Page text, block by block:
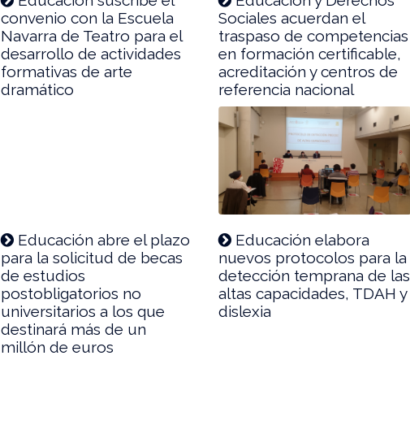
convenio con la Escuela
Navarra de Teatro para el
desarrollo de actividades
formativas de arte
dramático
Sociales acuerdan el
traspaso de competencias
en formación certificable,
acreditación y centros de
referencia nacional
Educación abre el plazo
para la solicitud de becas
de estudios
postobligatorios no
universitarios a los que
destinará más de un
millón de euros
Educación elabora
nuevos protocolos para la
detección temprana de las
altas capacidades, TDAH y
dislexia